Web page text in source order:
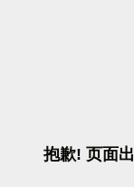
抱歉! 页面出